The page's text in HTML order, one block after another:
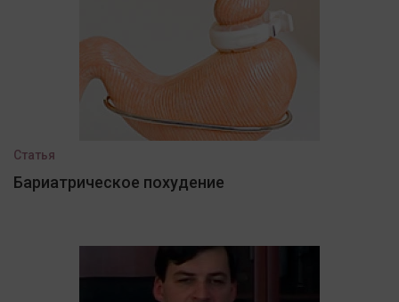
Статья
Бариатрическое похудение